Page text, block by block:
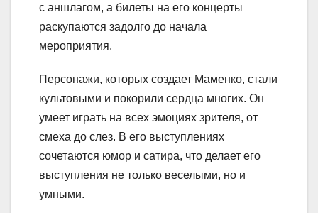
с аншлагом, а билеты на его концерты
раскупаются задолго до начала
мероприятия.
Персонажи, которых создает Маменко, стали
культовыми и покорили сердца многих. Он
умеет играть на всех эмоциях зрителя, от
смеха до слез. В его выступлениях
сочетаются юмор и сатира, что делает его
выступления не только веселыми, но и
умными.